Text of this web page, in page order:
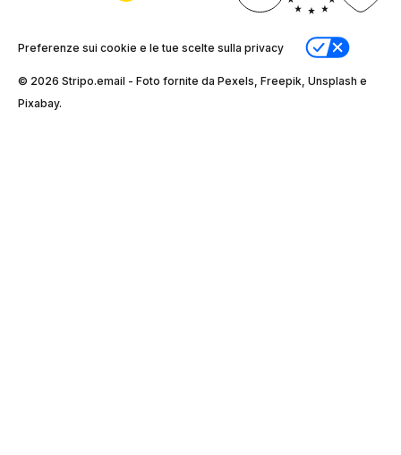
Preferenze sui cookie e le tue scelte sulla privacy
© 2026 Stripо.email - Foto fornite da Pexels, Freepik, Unsplash e
Pixabay.